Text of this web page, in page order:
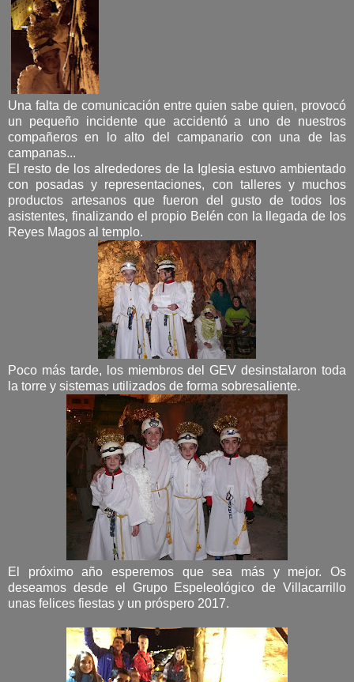
Una falta de comunicación entre quien sabe quien, provocó
un pequeño incidente que accidentó a uno de nuestros
compañeros en lo alto del campanario con una de las
campanas...
El resto de los alrededores de la Iglesia estuvo ambientado
con posadas y representaciones, con talleres y muchos
productos artesanos que fueron del gusto de todos los
asistentes, finalizando el propio Belén con la llegada de los
Reyes Magos al templo.
Poco más tarde, los miembros del GEV desinstalaron toda
la torre y sistemas utilizados de forma sobresaliente.
El próximo año esperemos que sea más y mejor. Os
deseamos desde el Grupo Espeleológico de Villacarrillo
unas felices fiestas y un próspero 2017.